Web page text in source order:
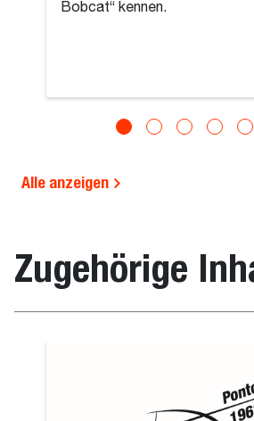
Bobcat“ kennen.
Alle anzeigen
Zugehörige